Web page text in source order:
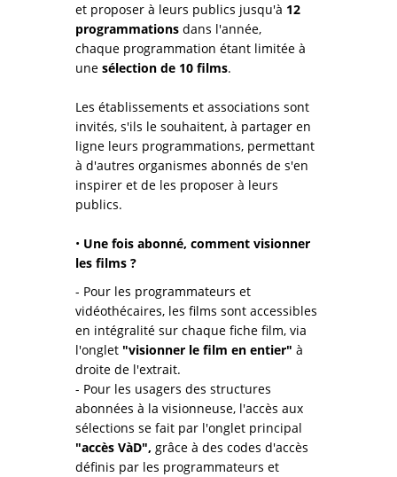
et proposer à leurs publics jusqu'à 12
programmations dans l'année,
chaque programmation étant limitée à
une sélection de 10 films.
Les établissements et associations sont
invités, s'ils le souhaitent, à partager en
ligne leurs programmations, permettant
à d'autres organismes abonnés de s'en
inspirer et de les proposer à leurs
publics.
• Une fois abonné, comment visionner
les films ?
- Pour les programmateurs et
vidéothécaires, les films sont accessibles
en intégralité sur chaque fiche film, via
l'onglet "visionner le film en entier" à
droite de l'extrait.
- Pour les usagers des structures
abonnées à la visionneuse, l'accès aux
sélections se fait par l'onglet principal
"accès VàD", grâce à des codes d'accès
définis par les programmateurs et